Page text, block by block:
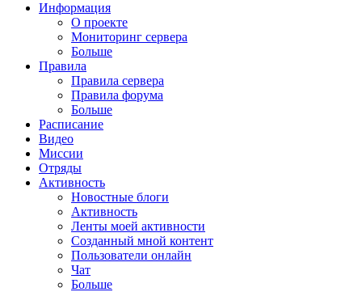
Информация
О проекте
Мониторинг сервера
Больше
Правила
Правила сервера
Правила форума
Больше
Расписание
Видео
Миссии
Отряды
Активность
Новостные блоги
Активность
Ленты моей активности
Созданный мной контент
Пользователи онлайн
Чат
Больше